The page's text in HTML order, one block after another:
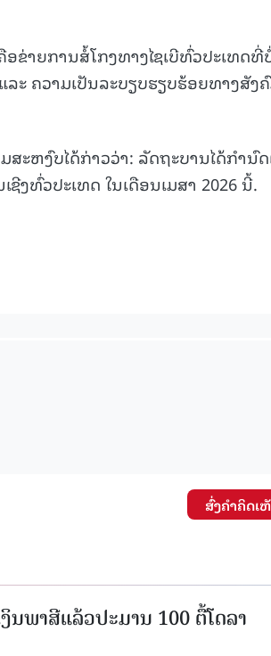
ຂ່າຍການສໍ້ໂກງທາງໄຊເບີທົ່ວປະເທດທີ່
ະ ຄວາມເປັນລະບຽບຮຽບຮ້ອຍທາງສັງ
ະຫງົບໄດ້ກ່າວວ່າ: ລັດຖະບານໄດ້ກໍານົດ
ງທົ່ວປະເທດ ໃນເດືອນເມສາ 2026 ນີ້.
ສົ່ງຄໍາຄິດເ
ນພາສີແລ້ວປະມານ 100 ຕື້ໂດລາ